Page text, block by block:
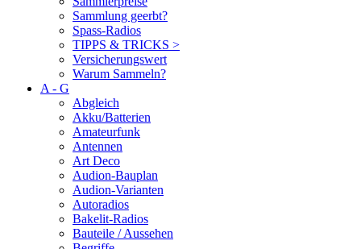
Sammlung geerbt?
Spass-Radios
TIPPS & TRICKS >
Versicherungswert
Warum Sammeln?
A - G
Abgleich
Akku/Batterien
Amateurfunk
Antennen
Art Deco
Audion-Bauplan
Audion-Varianten
Autoradios
Bakelit-Radios
Bauteile / Aussehen